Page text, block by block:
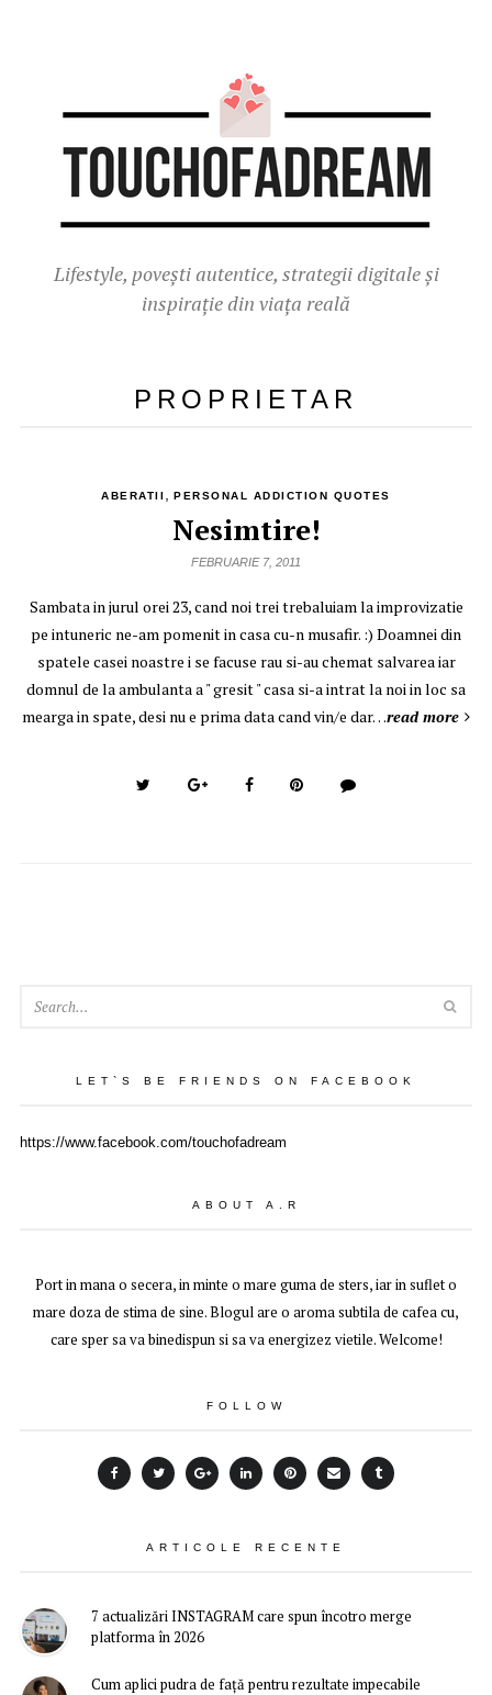
Lifestyle, povești autentice, strategii digitale și
inspirație din viața reală
PROPRIETAR
ABERATII ,PERSONAL ADDICTION QUOTES
Nesimtire!
FEBRUARIE 7, 2011
Sambata in jurul orei 23, cand noi trei trebaluiam la improvizatie
pe intuneric ne-am pomenit in casa cu-n musafir. :) Doamnei din
spatele casei noastre i se facuse rau si-au chemat salvarea iar
domnul de la ambulanta a " gresit " casa si-a intrat la noi in loc sa
mearga in spate, desi nu e prima data cand vin/e dar…read more
LET`S BE FRIENDS ON FACEBOOK
https://www.facebook.com/touchofadream
ABOUT A.R
Port in mana o secera, in minte o mare guma de sters, iar in suflet o
mare doza de stima de sine. Blogul are o aroma subtila de cafea cu,
care sper sa va binedispun si sa va energizez vietile. Welcome!
FOLLOW
ARTICOLE RECENTE
7 actualizări INSTAGRAM care spun încotro merge
platforma în 2026
Cum aplici pudra de față pentru rezultate impecabile